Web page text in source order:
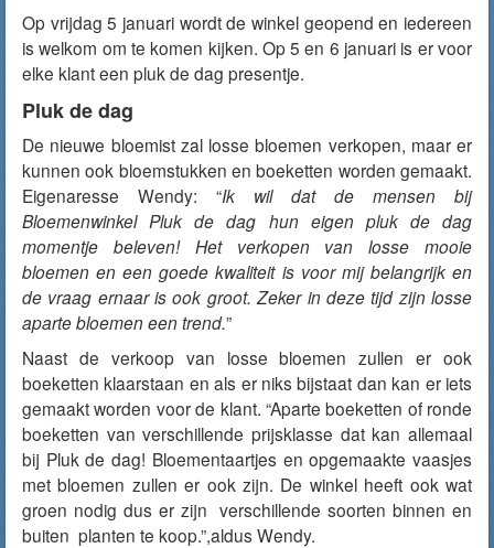
Op vrijdag 5 januari wordt de winkel geopend en iedereen
is welkom om te komen kijken. Op 5 en 6 januari is er voor
elke klant een pluk de dag presentje.
Pluk de dag
De nieuwe bloemist zal losse bloemen verkopen, maar er
kunnen ook bloemstukken en boeketten worden gemaakt.
Eigenaresse Wendy: “Ik wil dat de mensen bij
Bloemenwinkel Pluk de dag hun eigen pluk de dag
momentje beleven! Het verkopen van losse mooie
bloemen en een goede kwaliteit is voor mij belangrijk en
de vraag ernaar is ook groot. Zeker in deze tijd zijn losse
aparte bloemen een trend.”
Naast de verkoop van losse bloemen zullen er ook
boeketten klaarstaan en als er niks bijstaat dan kan er iets
gemaakt worden voor de klant. “Aparte boeketten of ronde
boeketten van verschillende prijsklasse dat kan allemaal
bij Pluk de dag! Bloementaartjes en opgemaakte vaasjes
met bloemen zullen er ook zijn. De winkel heeft ook wat
groen nodig dus er zijn verschillende soorten binnen en
buiten planten te koop.”,aldus Wendy.